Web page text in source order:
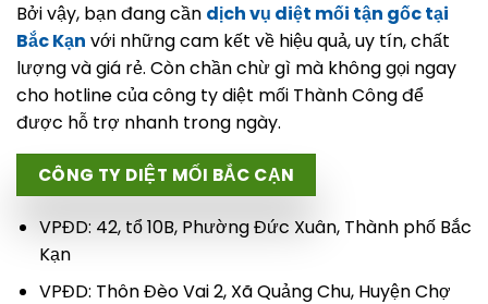
Bởi vậy, bạn đang cần dịch vụ diệt mối tận gốc tại
Bắc Kạn với những cam kết về hiệu quả, uy tín, chất
lượng và giá rẻ. Còn chần chừ gì mà không gọi ngay
cho hotline của công ty diệt mối Thành Công để
được hỗ trợ nhanh trong ngày.
CÔNG TY DIỆT MỐI BẮC CẠN
VPĐD: 42, tổ 10B, Phường Đức Xuân, Thành phố Bắc
Kạn
VPĐD: Thôn Đèo Vai 2, Xã Quảng Chu, Huyện Chợ